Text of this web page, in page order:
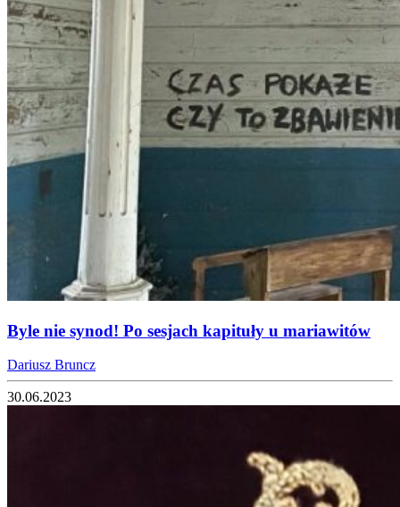
Byle nie synod! Po sesjach kapituły u mariawitów
Dariusz Bruncz
30.06.2023